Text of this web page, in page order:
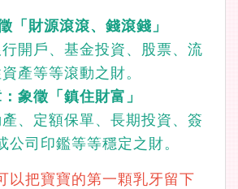
「財源滾滾、錢滾錢」
開戶、基金投資、股票、流
產等等滾動之財。
象徵「鎮住財富」
、定額保單、長期投資、簽
公司印鑑等等穩定之財。
以把寶寶的第一顆乳牙留下